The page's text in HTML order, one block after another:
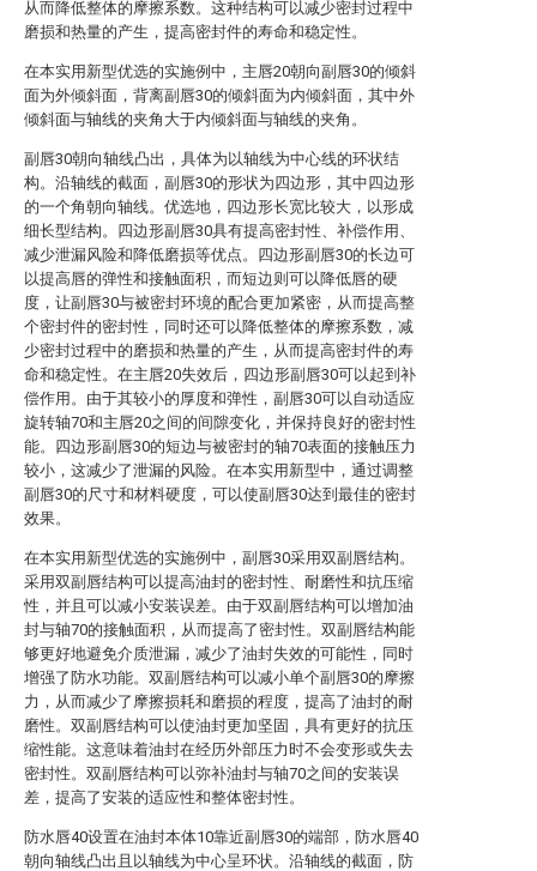
从而降低整体的摩擦系数。这种结构可以减少密封过程中
磨损和热量的产生，提高密封件的寿命和稳定性。
在本实用新型优选的实施例中，主唇20朝向副唇30的倾斜
面为外倾斜面，背离副唇30的倾斜面为内倾斜面，其中外
倾斜面与轴线的夹角大于内倾斜面与轴线的夹角。
副唇30朝向轴线凸出，具体为以轴线为中心线的环状结
构。沿轴线的截面，副唇30的形状为四边形，其中四边形
的一个角朝向轴线。优选地，四边形长宽比较大，以形成
细长型结构。四边形副唇30具有提高密封性、补偿作用、
减少泄漏风险和降低磨损等优点。四边形副唇30的长边可
以提高唇的弹性和接触面积，而短边则可以降低唇的硬
度，让副唇30与被密封环境的配合更加紧密，从而提高整
个密封件的密封性，同时还可以降低整体的摩擦系数，减
少密封过程中的磨损和热量的产生，从而提高密封件的寿
命和稳定性。在主唇20失效后，四边形副唇30可以起到补
偿作用。由于其较小的厚度和弹性，副唇30可以自动适应
旋转轴70和主唇20之间的间隙变化，并保持良好的密封性
能。四边形副唇30的短边与被密封的轴70表面的接触压力
较小，这减少了泄漏的风险。在本实用新型中，通过调整
副唇30的尺寸和材料硬度，可以使副唇30达到最佳的密封
效果。
在本实用新型优选的实施例中，副唇30采用双副唇结构。
采用双副唇结构可以提高油封的密封性、耐磨性和抗压缩
性，并且可以减小安装误差。由于双副唇结构可以增加油
封与轴70的接触面积，从而提高了密封性。双副唇结构能
够更好地避免介质泄漏，减少了油封失效的可能性，同时
增强了防水功能。双副唇结构可以减小单个副唇30的摩擦
力，从而减少了摩擦损耗和磨损的程度，提高了油封的耐
磨性。双副唇结构可以使油封更加坚固，具有更好的抗压
缩性能。这意味着油封在经历外部压力时不会变形或失去
密封性。双副唇结构可以弥补油封与轴70之间的安装误
差，提高了安装的适应性和整体密封性。
防水唇40设置在油封本体10靠近副唇30的端部，防水唇40
朝向轴线凸出且以轴线为中心呈环状。沿轴线的截面，防